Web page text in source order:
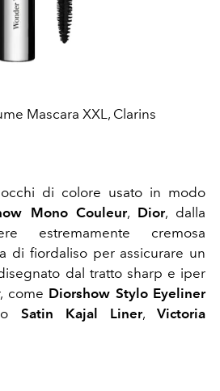
Mascara XXL, Clarins
di colore usato in modo
Mono Couleur, Dior, dalla
estremamente cremosa
di fiordaliso per assicurare un
dal tratto sharp e iper
come Diorshow Stylo Eyeliner
Satin Kajal Liner,Victoria